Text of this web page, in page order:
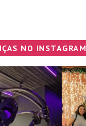
NO INSTAGRAM